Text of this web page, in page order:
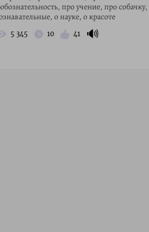
про учение, про собачку,
о науке, о красоте
5 345 10 41 🔊